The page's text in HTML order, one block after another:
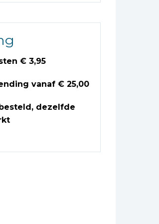
€ 3,95
vanaf € 25,00
dezelfde